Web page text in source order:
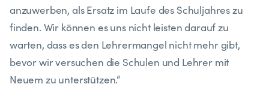
anzuwerben, als Ersatz im Laufe des Schuljahres zu
finden. Wir können es uns nicht leisten darauf zu
warten, dass es den Lehrermangel nicht mehr gibt,
bevor wir versuchen die Schulen und Lehrer mit
Neuem zu unterstützen.“